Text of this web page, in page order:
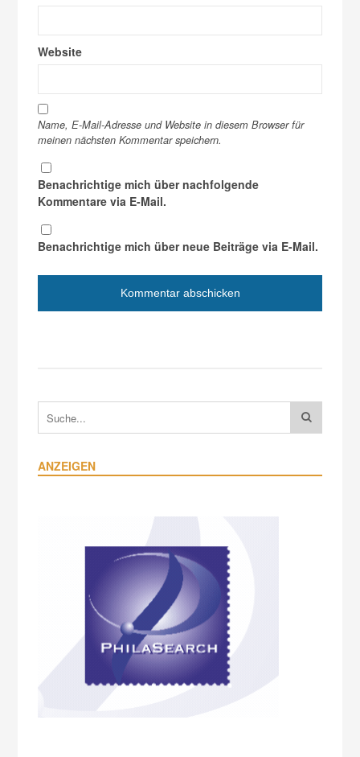
Website
Name, E-Mail-Adresse und Website in diesem Browser für
meinen nächsten Kommentar speichern.
Benachrichtige mich über nachfolgende
Kommentare via E-Mail.
Benachrichtige mich über neue Beiträge via E-Mail.
ANZEIGEN